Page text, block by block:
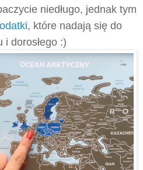
niedługo, jednak tym
, które nadają się do
i dorosłego :)